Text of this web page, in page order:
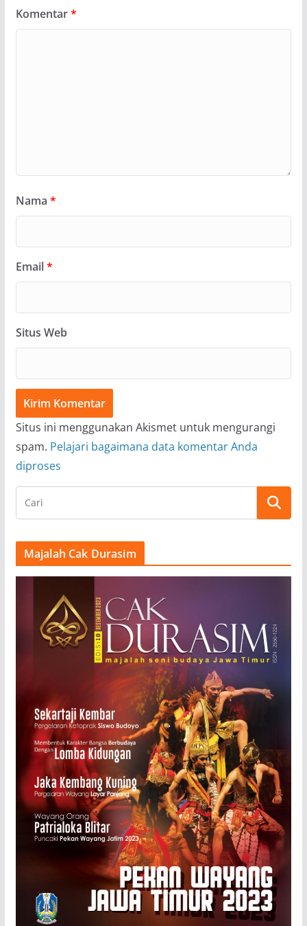
Komentar*
Nama *
Email*
Situs Web
Situs ini menggunakan Akismet untuk mengurangi
spam. Pelajari bagaimana data komentar Anda
diproses
Majalah Cak Durasim